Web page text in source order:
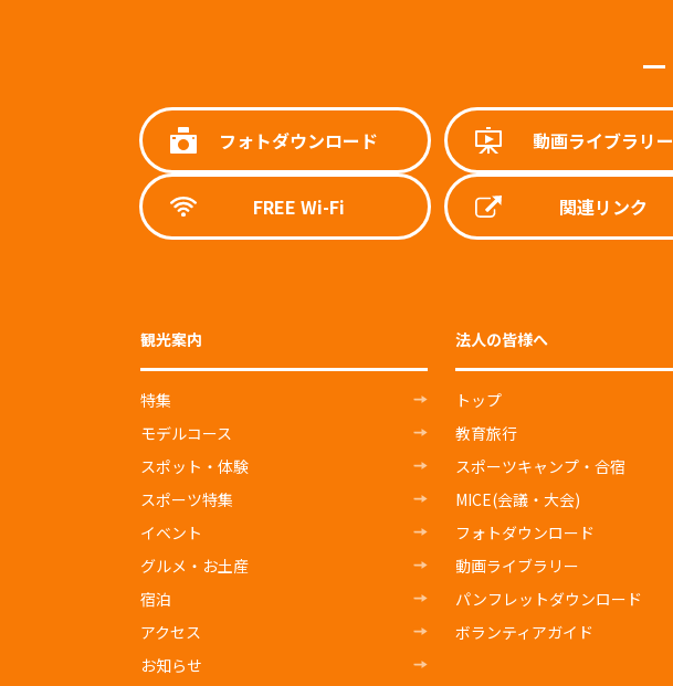
フォトダウンロード 動画ライブラリー
FREE Wi-Fi 関連リンク
観光案内
特集
モデルコース
スポット・体験
スポーツ特集
イベント
グルメ・お土産
宿泊
アクセス
お知らせ
法人の皆様へ
トップ
教育旅行
スポーツキャンプ・合宿
MICE(会議・大会)
フォトダウンロード
動画ライブラリー
パンフレットダウンロード
ボランティアガイド